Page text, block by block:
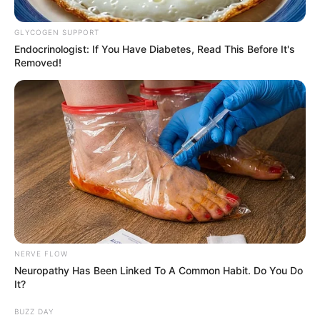
Dimayor
Millonarios, Alberto Gamero, Cristian Arango.
Por:Tomás Guzmán Torres
Julio 25, 2021
GLYCOGEN SUPPORT
Endocrinologist: If You Have Diabetes, Read This Before It's
Removed!
NERVE FLOW
Neuropathy Has Been Linked To A Common Habit. Do You Do
It?
BUZZ DAY